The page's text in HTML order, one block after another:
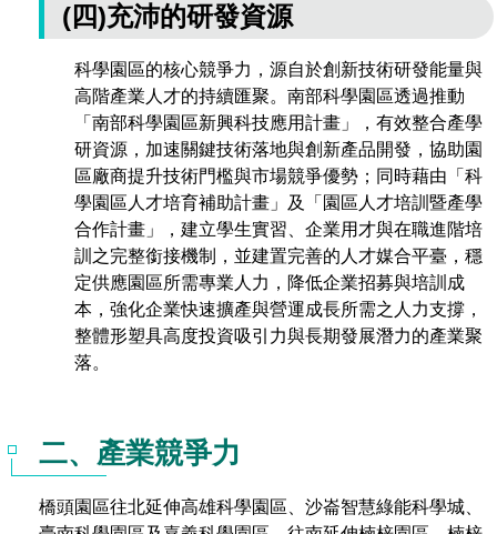
(四)充沛的研發資源
科學園區的核心競爭力，源自於創新技術研發能量與
高階產業人才的持續匯聚。南部科學園區透過推動
「南部科學園區新興科技應用計畫」，有效整合產學
研資源，加速關鍵技術落地與創新產品開發，協助園
區廠商提升技術門檻與市場競爭優勢；同時藉由「科
學園區人才培育補助計畫」及「園區人才培訓暨產學
合作計畫」，建立學生實習、企業用才與在職進階培
訓之完整銜接機制，並建置完善的人才媒合平臺，穩
定供應園區所需專業人力，降低企業招募與培訓成
本，強化企業快速擴產與營運成長所需之人力支撐，
整體形塑具高度投資吸引力與長期發展潛力的產業聚
落。
二、產業競爭力
橋頭園區往北延伸高雄科學園區、沙崙智慧綠能科學城、